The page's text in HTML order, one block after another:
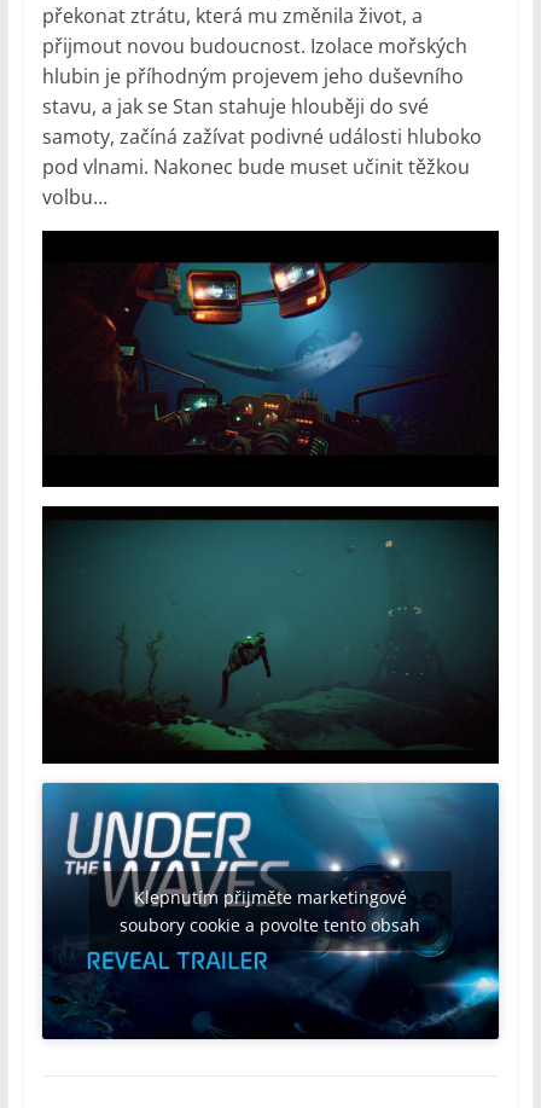
překonat ztrátu, která mu změnila život, a
přijmout novou budoucnost. Izolace mořských
hlubin je příhodným projevem jeho duševního
stavu, a jak se Stan stahuje hlouběji do své
samoty, začíná zažívat podivné události hluboko
pod vlnami. Nakonec bude muset učinit těžkou
volbu…
Klepnutím přijměte marketingové
soubory cookie a povolte tento obsah